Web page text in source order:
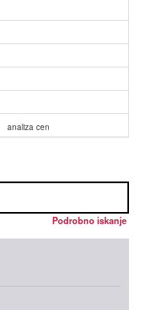
analiza cen
Podrobno iskanje